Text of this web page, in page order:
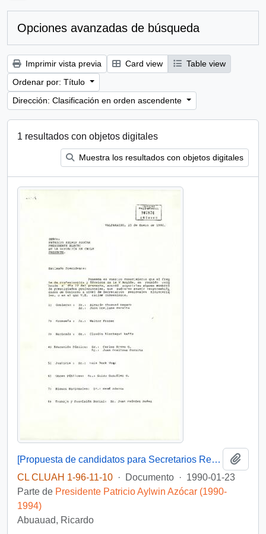
Opciones avanzadas de búsqueda
Imprimir vista previa Card view
Table view
Ordenar por: Título
Dirección: Clasificación en orden ascendente
1 resultados con objetos digitales
Muestra los resultados con objetos digitales
[Propuesta de candidatos para Secretarios Regionales Ministeriales]
CL CLUAH 1-96-11-10 · Documento · 1990-01-23
Parte de Presidente Patricio Aylwin Azócar (1990-
1994)
Abuauad, Ricardo